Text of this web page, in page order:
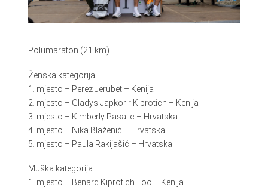
Polumaraton (21 km)
Ženska kategorija:
1. mjesto – Perez Jerubet – Kenija
2. mjesto – Gladys Japkorir Kiprotich – Kenija
3. mjesto – Kimberly Pasalic – Hrvatska
4. mjesto – Nika Blaženić – Hrvatska
5. mjesto – Paula Rakijašić – Hrvatska
Muška kategorija:
1. mjesto – Benard Kiprotich Too – Kenija